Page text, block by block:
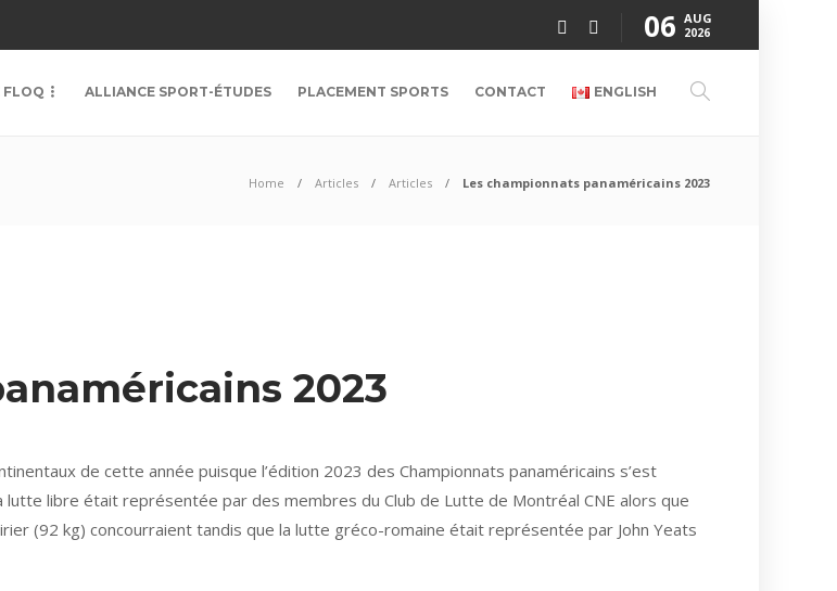
06 AUG
2026
FLOQ ALLIANCE SPORT-ÉTUDES PLACEMENT SPORTS CONTACT ENGLISH
Home Articles Articles Les championnats panaméricains 2023
2023
de cette année puisque l’édition 2023 des Championnats panaméricains s’est
lutte libre était représentée par des membres du Club de Lutte de Montréal CNE alors que
(92 kg) concourraient tandis que la lutte gréco-romaine était représentée par John Yeats